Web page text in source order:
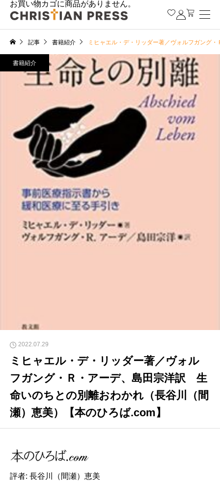
 
お買い物カゴに商品がありません。
記事 書籍紹介 ミヒャエル・デ・リッダー著／ヴォルフガング
書籍紹介
2022.07.29
ミヒャエル・デ・リッダー著／ヴォル
フガング・Ｒ・アーデ、島田宗洋訳 生
命いのちとの別離おわかれ（長谷川（間
瀬）恵美）【本のひろば.com】
評者: 長谷川（間瀬）恵美